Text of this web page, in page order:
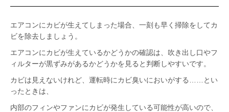
エアコンにカビが生えてしまった場合、一刻も早く掃除をしてカ
ビを除去しましょう。
エアコンにカビが生えているかどうかの確認は、吹き出し口やフ
ィルターが黒ずみがあるかどうかを見ると判断しやすいです。
カビは見えないけれど、運転時にカビ臭いにおいがする……とい
ったときは、
内部のフィンやファンにカビが発生している可能性が高いので、